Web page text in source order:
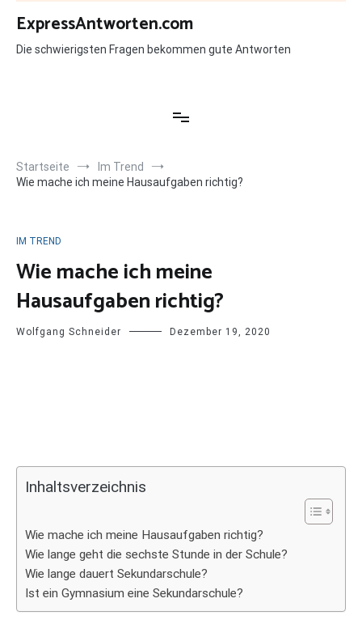
Zum
Inhalt
springen
ExpressAntworten.com
Die schwierigsten Fragen bekommen gute Antworten
Startseite
Im Trend
Wie mache ich meine Hausaufgaben richtig?
IM TREND
Wie mache ich meine
Hausaufgaben richtig?
Wolfgang Schneider Dezember 19, 2020
Inhaltsverzeichnis
Wie mache ich meine Hausaufgaben richtig?
Wie lange geht die sechste Stunde in der Schule?
Wie lange dauert Sekundarschule?
Ist ein Gymnasium eine Sekundarschule?